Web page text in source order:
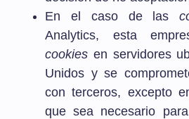
En el caso de las
Analytics, esta
cookies en servidores
Unidos y se
con terceros, excepto
que sea necesario